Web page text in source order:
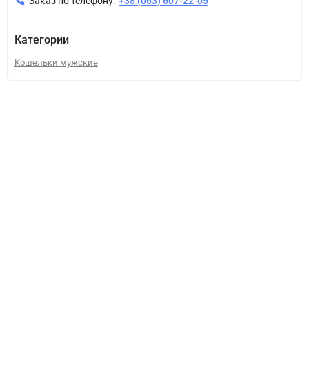
Категории
Кошельки мужские